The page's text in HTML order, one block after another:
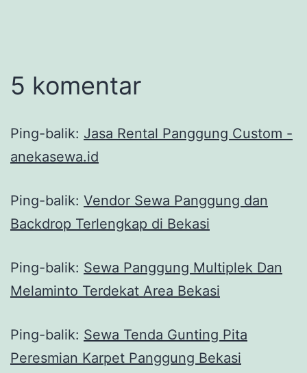
5 komentar
Ping-balik: Jasa Rental Panggung Custom -
anekasewa.id
Ping-balik: Vendor Sewa Panggung dan
Backdrop Terlengkap di Bekasi
Ping-balik: Sewa Panggung Multiplek Dan
Melaminto Terdekat Area Bekasi
Ping-balik: Sewa Tenda Gunting Pita
Peresmian Karpet Panggung Bekasi